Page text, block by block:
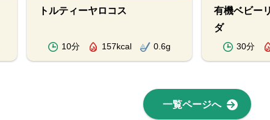
トルティーヤロコス
10分 157kcal 0.6g
有機ベビー
ダ
30分
一覧ページへ